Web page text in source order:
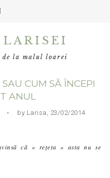
la malul loarei
CUM SĂ ÎNCEPI
ANUL
• by Larisa, 23/02/2014
că « rețeta » asta nu se